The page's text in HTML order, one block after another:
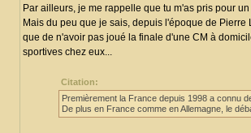
Par ailleurs, je me rappelle que tu m'as pris pour
Mais du peu que je sais, depuis l'époque de
que de n'avoir pas joué la finale d'une CM à
sportives chez eux...
Citation:
Premièrement la France depuis 1998 a connu
De plus en France comme en Allemagne, le